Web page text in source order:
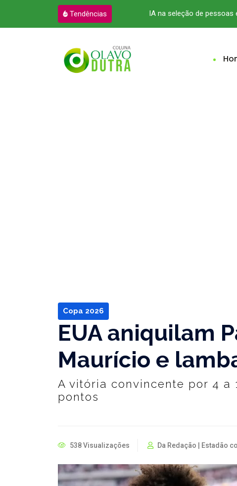
Tendências
sobre o governo IA na seleção de
Copa 2026
EUA aniquilam
Maurício e
A vitória convincente por 4 a
pontos
538 Visualizações Da Redação | Estadão